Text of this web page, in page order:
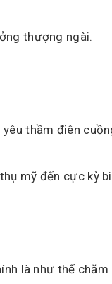
thượng ngài.
thầm điên
mỹ đến cực kỳ
là như thế chăm